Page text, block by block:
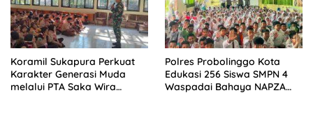
Koramil Sukapura Perkuat
Karakter Generasi Muda
melalui PTA Saka Wira
Polres Probolinggo Kota
Edukasi 256 Siswa SMPN 4
Waspadai Bahaya NAPZA